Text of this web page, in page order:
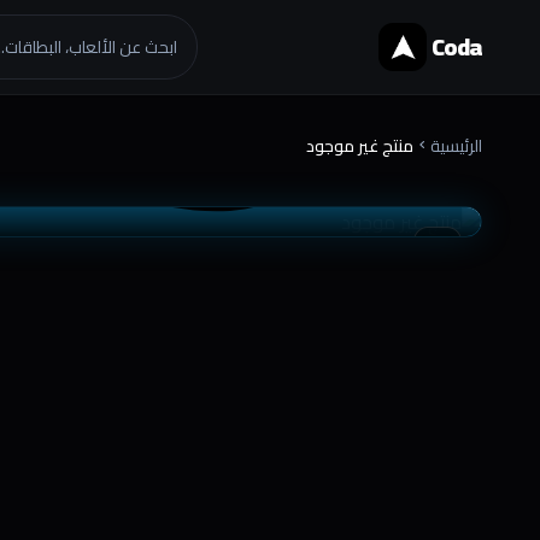
Coda ابحث عن الألعاب،
الرئيسية chevron_right منتج غير موجود